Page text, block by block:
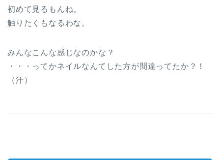
初めて見るもんね。
触りたくもなるわな。
みんなこんな感じなのかな？
・・・ってかネイルなんてした方が間違ってたか？！
（汗）